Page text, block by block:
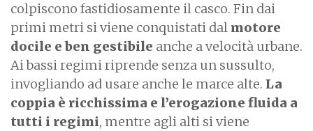
colpiscono fastidiosamente il casco. Fin dai
primi metri si viene conquistati dal motore
docile e ben gestibile anche a velocità urbane.
Ai bassi regimi riprende senza un sussulto,
invogliando ad usare anche le marce alte. La
coppia è ricchissima e l’erogazione fluida a
tutti i regimi, mentre agli alti si viene